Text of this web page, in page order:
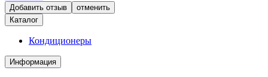
отменить
Каталог
Кондиционеры
Информация